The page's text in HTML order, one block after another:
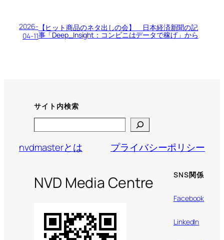
2026-
04-11
【ヒット商品のネタ出しの会】 日本経済新聞の記
事「Deep_Insight：コンビニはデータで稼げ」から
サイト内検索
nvdmasterとは
プライバシーポリシー
NVD Media Centre SNS関係
Facebook
LinkedIn